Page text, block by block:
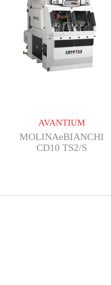
AVANTIUM
MOLINAeBIANCHI
CD10 TS2/S